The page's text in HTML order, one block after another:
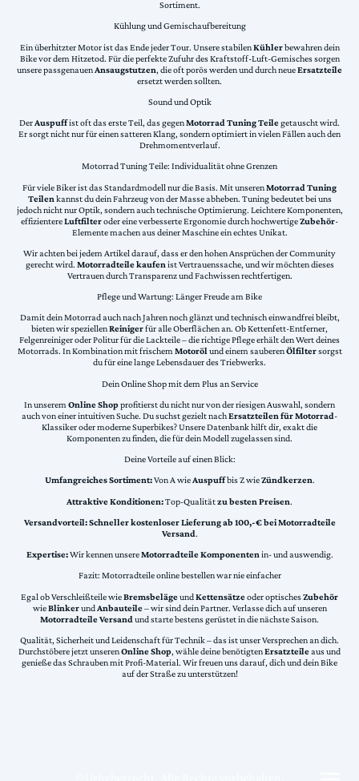
Sortiment.
Kühlung und Gemischaufbereitung
Ein überhitzter Motor ist das Ende jeder Tour. Unsere stabilenKühlerbewahren dein
Bike vor dem Hitzetod. Für die perfekte Zufuhr des Kraftstoff-Luft-Gemisches sorgen
unsere passgenauenAnsaugstutzen, die oft porös werden und durch neueErsatzteile
ersetzt werden sollten.
Sound und Optik
DerAuspuffist oft das erste Teil, das gegenMotorrad Tuning Teilegetauscht wird.
Er sorgt nicht nur für einen satteren Klang, sondern optimiert in vielen Fällen auch den
Drehmomentverlauf.
Motorrad Tuning Teile: Individualität ohne Grenzen
Für viele Biker ist das Standardmodell nur die Basis. Mit unserenMotorrad Tuning
Teilen kannst du dein Fahrzeug von der Masse abheben. Tuning bedeutet bei uns
jedoch nicht nur Optik, sondern auch technische Optimierung. Leichtere Komponenten,
effizientereLuftfilteroder eine verbesserte Ergonomie durch hochwertigeZubehör-
Elemente machen aus deiner Maschine ein echtes Unikat.
Wir achten bei jedem Artikel darauf, dass er den hohen Ansprüchen der Community
gerecht wird. Motorradteile kaufen ist Vertrauenssache, und wir möchten dieses
Vertrauen durch Transparenz und Fachwissen rechtfertigen.
Pflege und Wartung: Länger Freude am Bike
Damit dein Motorrad auch nach Jahren noch glänzt und technisch einwandfrei bleibt,
bieten wir speziellenReinigerfür alle Oberflächen an. Ob Kettenfett-Entferner,
Felgenreiniger oder Politur für die Lackteile – die richtige Pflege erhält den Wert deines
Motorrads. In Kombination mit frischemMotorölund einem sauberenÖlfiltersorgst
du für eine lange Lebensdauer des Triebwerks.
Dein Online Shop mit dem Plus an Service
In unserem Online Shopprofitierst du nicht nur von der riesigen Auswahl, sondern
auch von einer intuitiven Suche. Du suchst gezielt nachErsatzteilen für Motorrad-
Klassiker oder moderne Superbikes? Unsere Datenbank hilft dir, exakt die
Komponenten zu finden, die für dein Modell zugelassen sind.
Deine Vorteile auf einen Blick:
Umfangreiches Sortiment:Von A wieAuspuffbis Z wieZündkerzen.
Attraktive Konditionen:Top-Qualitätzu besten Preisen.
Versandvorteil:Schneller kostenloser Lieferung ab 100,-€ bei Motorradteile
Versand.
Expertise:Wir kennen unsereMotorradteile Komponentenin- und auswendig.
Fazit: Motorradteile online bestellen war nie einfacher
Egal ob Verschleißteile wieBremsbelägeundKettensätzeoder optischesZubehör
wieBlinkerundAnbauteile– wir sind dein Partner. Verlasse dich auf unseren
Motorradteile Versand und starte bestens gerüstet in die nächste Saison.
Qualität, Sicherheit und Leidenschaft für Technik – das ist unser Versprechen an dich.
Durchstöbere jetzt unserenOnline Shop, wähle deine benötigtenErsatzteileaus und
genieße das Schrauben mit Profi-Material. Wir freuen uns darauf, dich und dein Bike
auf der Straße zu unterstützen!